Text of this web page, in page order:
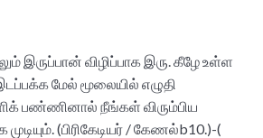
இருப்பான் விழிப்பாக இரு. கீழே உள்ள
மேல் மூலையில் எழுதி
பண்ணினால் நீங்கள் விரும்பிய
(பிரிகேடியர் / கேணல்b10.)-(